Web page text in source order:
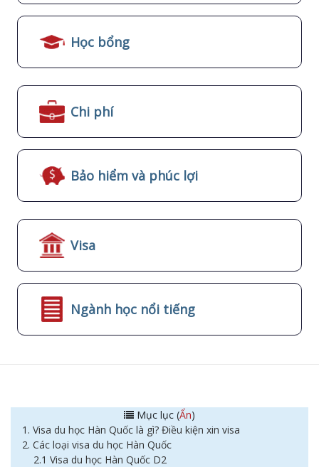
Học bổng
Chi phí
Bảo hiểm và phúc lợi
Visa
Ngành học nổi tiếng
Mục lục (Ẩn)
1. Visa du học Hàn Quốc là gì? Điều kiện xin visa
2. Các loại visa du học Hàn Quốc
2.1 Visa du học Hàn Quốc D2